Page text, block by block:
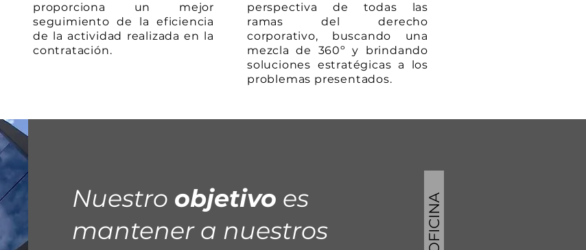
proporciona un mejor
seguimiento de la eficiencia
de la actividad realizada en la
contratación.
perspectiva de todas las
ramas del derecho
corporativo, buscando una
mezcla de 360º y brindando
soluciones estratégicas a los
problemas presentados.
Nuestro objetivo es
mantener a nuestros